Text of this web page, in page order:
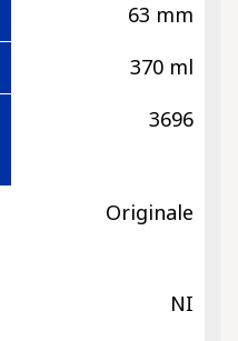
63 mm
370 ml
3696
Originale
NI